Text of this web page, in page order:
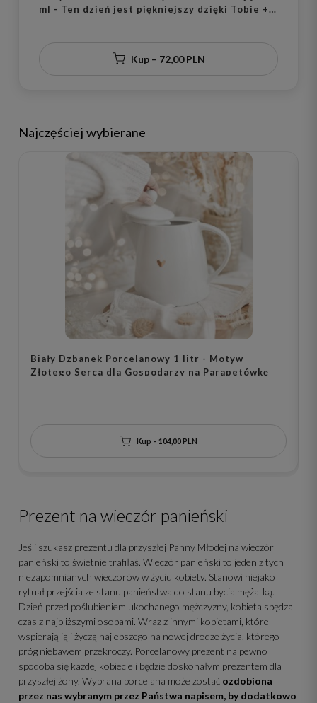
ml - Ten dzień jest piękniejszy dzięki Tobie +
Kup – 72,00 PLN
Najczęściej wybierane
Biały Dzbanek Porcelanowy 1 litr - Motyw
Złotego Serca dla Gospodarzy na Parapetówkę
Kup – 104,00 PLN
Prezent na wieczór panieński
Jeśli szukasz prezentu dla przyszłej Panny Młodej na wieczór
panieński to świetnie trafiłaś. Wieczór panieński to jeden z tych
niezapomnianych wieczorów w życiu kobiety. Stanowi niejako
rytuał przejścia ze stanu panieństwa do stanu bycia mężatką.
Dzień przed poślubieniem ukochanego mężczyzny, kobieta spędza
czas z najbliższymi osobami. Wraz z innymi kobietami, które
wspierają ją i życzą najlepszego na nowej drodze życia, którego
próg niebawem przekroczy. Porcelanowy prezent na pewno
spodoba się każdej kobiecie i będzie doskonałym prezentem dla
przyszłej żony. Wybrana porcelana może zostać ozdobiona
przez nas wybranym przez Państwa napisem, by dodatkowo